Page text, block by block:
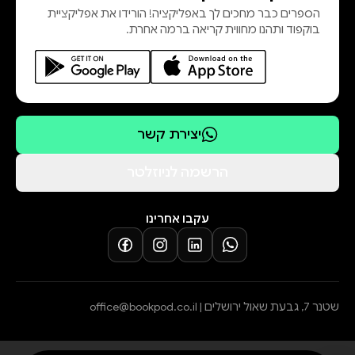
הספרים כבר מחכים לך באפליקציה! הורידו את אפליקציית
בוקפוד ותהנו מחווית קריאה ברמה אחרת.
יצירת קשר
עקבו אחרינו
שטנר 7, גבעת שאול ירושלים | office@bookpod.co.il